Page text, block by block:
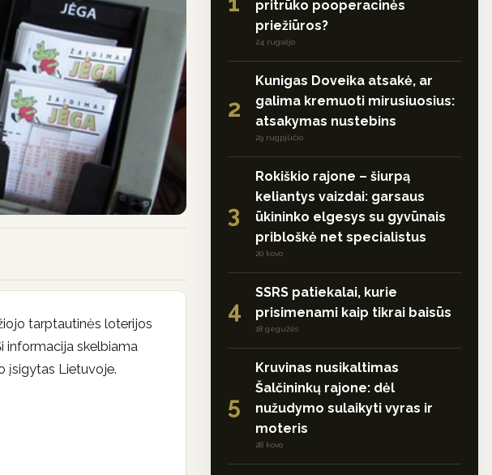
tarptautinės loterijos
informacija skelbiama
įsigytas Lietuvoje.
pritrūko pooperacinės
priežiūros?
24 rugsėjo
2
Kunigas Doveika atsakė, ar
galima kremuoti mirusiuosius:
atsakymas nustebins
29 rugpjūčio
3
Rokiškio rajone – šiurpą
keliantys vaizdai: garsaus
ūkininko elgesys su gyvūnais
pribloškė net specialistus
20 kovo
4
SSRS patiekalai, kurie
prisimenami kaip tikrai baisūs
18 gegužės
5
Kruvinas nusikaltimas
Šalčininkų rajone: dėl
nužudymo sulaikyti vyras ir
moteris
28 kovo